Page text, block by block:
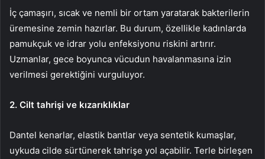
İç çamaşırı, sıcak ve nemli bir ortam yaratarak bakterilerin
üremesine zemin hazırlar. Bu durum, özellikle kadınlarda
pamukçuk ve idrar yolu enfeksiyonu riskini artırır.
Uzmanlar, gece boyunca vücudun havalanmasına izin
verilmesi gerektiğini vurguluyor.
2. Cilt tahrişi ve kızarıklıklar
Dantel kenarlar, elastik bantlar veya sentetik kumaşlar,
uykuda cilde sürtünerek tahrişe yol açabilir. Terle birleşen